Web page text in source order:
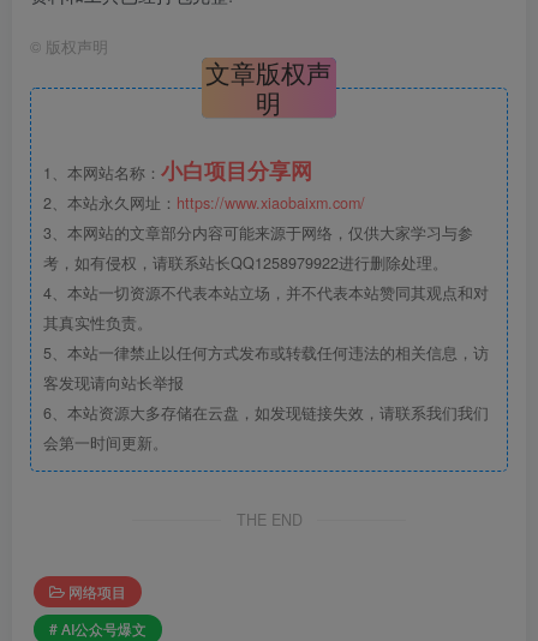
© 版权声明
文章版权声
明
1、本网站名称： 小白项目分享网
2、本站永久网址： https://www.xiaobaixm.com/
3、本网站的文章部分内容可能来源于网络，仅供大家学习与参
考，如有侵权，请联系站长QQ1258979922进行删除处理。
4、本站一切资源不代表本站立场，并不代表本站赞同其观点和对
其真实性负责。
5、本站一律禁止以任何方式发布或转载任何违法的相关信息，访
客发现请向站长举报
6、本站资源大多存储在云盘，如发现链接失效，请联系我们我们
会第一时间更新。
THE END
网络项目
# AI公众号爆文